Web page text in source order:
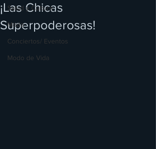
Salud y Cultura
Moda
Conciertos/ Eventos
Modo de Vida
¡Las Chicas
Superpoderosas!